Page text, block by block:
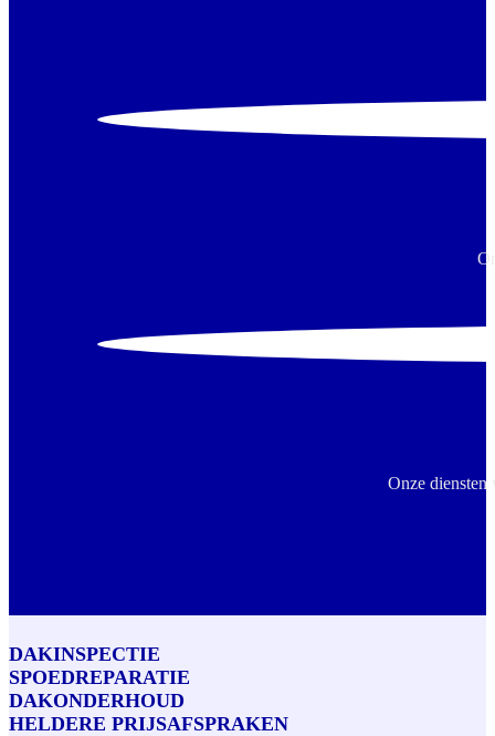
Onze diensten
DAKINSPECTIE
SPOEDREPARATIE
DAKONDERHOUD
HELDERE PRIJSAFSPRAKEN